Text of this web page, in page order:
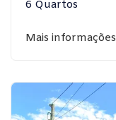
6 Quartos
Mais informações